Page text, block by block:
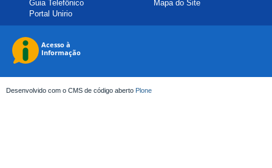
Guia Telefônico
Portal Unirio
Mapa do Site
Desenvolvido com o CMS de código aberto Plone